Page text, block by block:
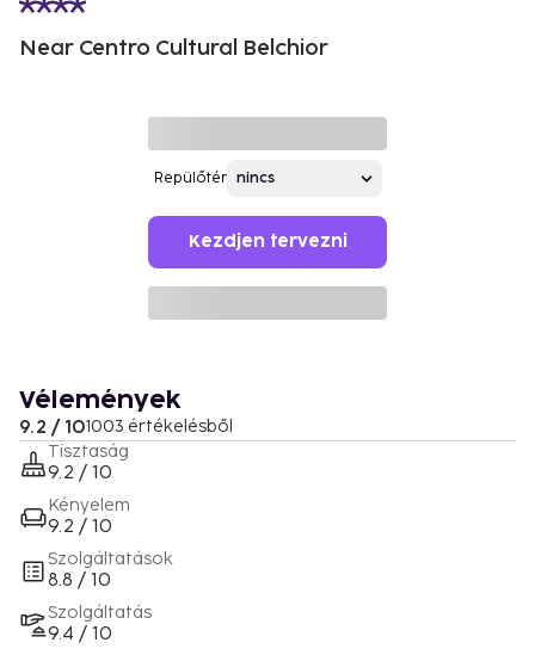
Near Centro Cultural Belchior
Repülőtér
Kezdjen tervezni
Vélemények
9.2 / 101003 értékelésből
Tisztaság
9.2 / 10
Kényelem
9.2 / 10
Szolgáltatások
8.8 / 10
Szolgáltatás
9.4 / 10